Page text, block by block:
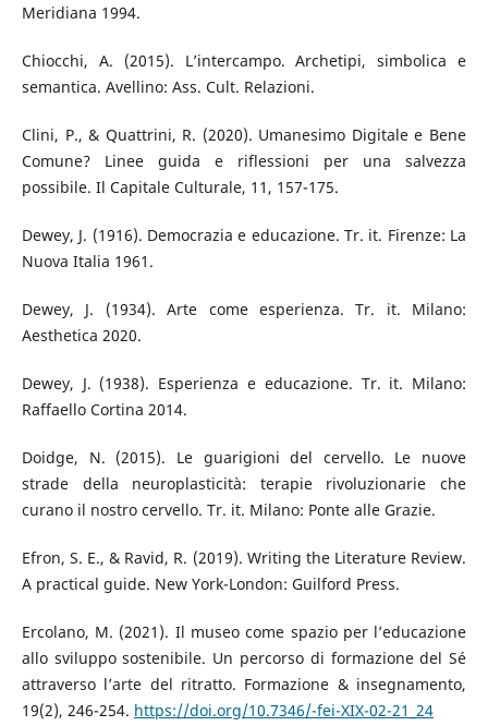
Meridiana 1994.
Chiocchi, A. (2015). L’intercampo. Archetipi, simbolica e
semantica. Avellino: Ass. Cult. Relazioni.
Clini, P., & Quattrini, R. (2020). Umanesimo Digitale e Bene
Comune? Linee guida e riflessioni per una salvezza
possibile. Il Capitale Culturale, 11, 157-175.
Dewey, J. (1916). Democrazia e educazione. Tr. it. Firenze: La
Nuova Italia 1961.
Dewey, J. (1934). Arte come esperienza. Tr. it. Milano:
Aesthetica 2020.
Dewey, J. (1938). Esperienza e educazione. Tr. it. Milano:
Raffaello Cortina 2014.
Doidge, N. (2015). Le guarigioni del cervello. Le nuove
strade della neuroplasticità: terapie rivoluzionarie che
curano il nostro cervello. Tr. it. Milano: Ponte alle Grazie.
Efron, S. E., & Ravid, R. (2019). Writing the Literature Review.
A practical guide. New York-London: Guilford Press.
Ercolano, M. (2021). Il museo come spazio per l’educazione
allo sviluppo sostenibile. Un percorso di formazione del Sé
attraverso l’arte del ritratto. Formazione & insegnamento,
19(2), 246-254. https://doi.org/10.7346/-fei-XIX-02-21_24